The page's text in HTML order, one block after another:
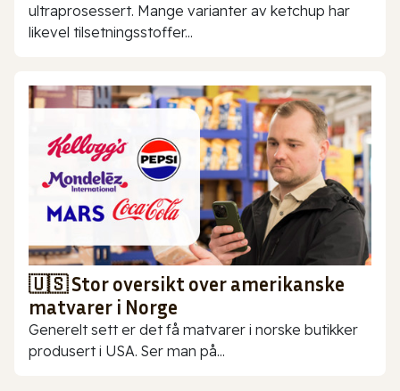
ultraprosessert. Mange varianter av ketchup har
likevel tilsetningsstoffer...
🇺🇸 Stor oversikt over amerikanske
matvarer i Norge
Generelt sett er det få matvarer i norske butikker
produsert i USA. Ser man på...